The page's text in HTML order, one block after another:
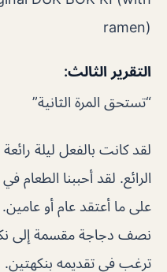
ramen)
التقرير الثالث:
“تستحق المرة الثانية”
لقد كانت بالفعل ليلة
الرائع. لقد أحببنا الطعام في
على ما أعتقد عام أو
نصف دجاجة مقسمة إلى
ترغب في تقديمه بنكهتين.